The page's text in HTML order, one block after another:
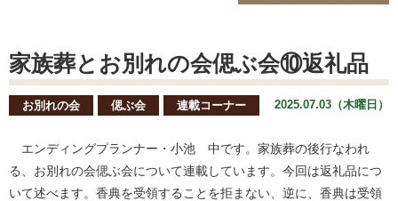
家族葬とお別れの会偲ぶ会⑩返礼品
お別れの会 偲ぶ会 連載コーナー 2025.07.03（木曜日）
エンディングプランナー・小池 中です。家族葬の後行なわれ
る、お別れの会偲ぶ会について連載しています。今回は返礼品につ
いて述べます。香典を受領することを拒まない、逆に、香典は受領